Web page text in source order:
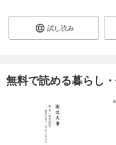
試し読み
無料で読める暮らし